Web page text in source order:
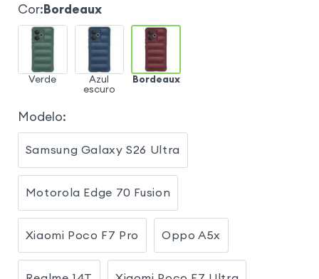
Cor:Bordeaux
Verde Azul
escuro
Bordeaux
Modelo:
Samsung Galaxy S26 Ultra
Motorola Edge 70 Fusion
Xiaomi Poco F7 Pro Oppo A5x